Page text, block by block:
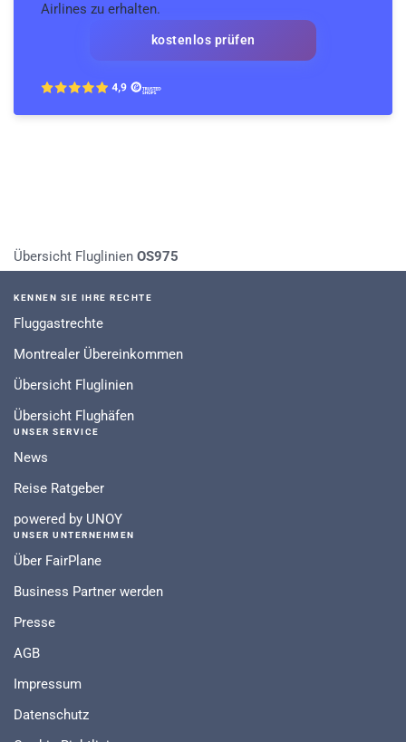
Airlines zu erhalten.
kostenlos prüfen
Übersicht Fluglinien OS975
KENNEN SIE IHRE RECHTE
Fluggastrechte
Montrealer Übereinkommen
Übersicht Fluglinien
Übersicht Flughäfen
UNSER SERVICE
News
Reise Ratgeber
powered by UNOY
UNSER UNTERNEHMEN
Über FairPlane
Business Partner werden
Presse
AGB
Impressum
Datenschutz